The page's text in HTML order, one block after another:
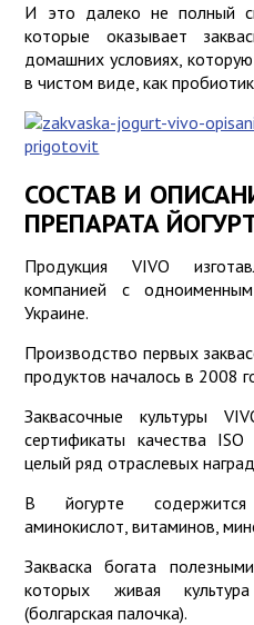
И это далеко не полный
которые оказывает
домашних условиях,
в чистом виде, как
СОСТАВ И
ПРЕПАРАТА
Продукция VIVO
компанией с
Украине.
Производство первых
продуктов началось в 2008
Заквасочные культуры
сертификаты качества
целый ряд отраслевых
В йогурте содержится
аминокислот, витаминов,
Закваска богата
которых живая
(болгарская палочка).